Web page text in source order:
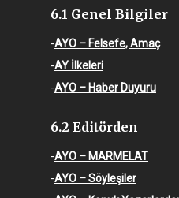
6.1 Genel Bilgiler
-AYO – Felsefe, Amaç
-AY İlkeleri
-AYO – Haber Duyuru
6.2 Editörden
-AYO – MARMELAT
-AYO – Söyleşiler